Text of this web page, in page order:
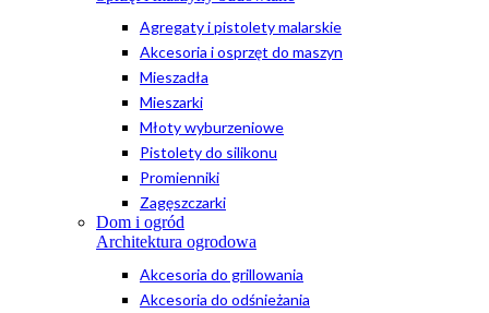
Agregaty i pistolety malarskie
Akcesoria i osprzęt do maszyn
Mieszadła
Mieszarki
Młoty wyburzeniowe
Pistolety do silikonu
Promienniki
Zagęszczarki
Dom i ogród
Architektura ogrodowa
Akcesoria do grillowania
Akcesoria do odśnieżania